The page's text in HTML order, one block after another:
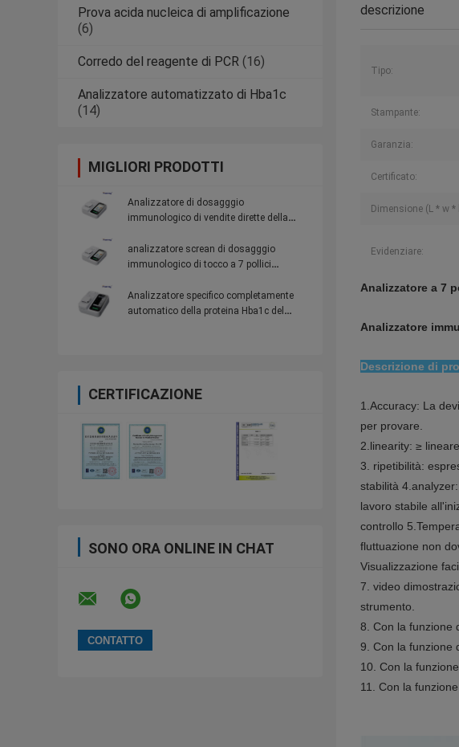
Prova acida nucleica di amplificazione
(6)
Corredo del reagente di PCR (16)
Analizzatore automatizzato di Hba1c
(14)
MIGLIORI PRODOTTI
Analizzatore di dosagggio
immunologico di vendite dirette della
elementi della prova per gli ospedali
analizzatore screan di dosagggio
immunologico di tocco a 7 pollici
elementi della prova per gli ospedali
Analizzatore specifico completamente
automatico della proteina Hba1c del
CERTIFICAZIONE
SONO ORA ONLINE IN CHAT
descrizione
Tipo:
Stampante:
Garanzia:
Certificato:
Dimensione (L * w *
Evidenziare:
Analizzatore a 7
Analizzatore
Descrizione di
1.Accuracy: La
per provare.
2.linearity: ≥
3. ripetibilità:
stabilità
lavoro stabile
controllo
fluttuazione non
Visualizzazione
7. video
strumento.
8. Con la funzione
9. Con la funzione
10. Con la
11. Con la